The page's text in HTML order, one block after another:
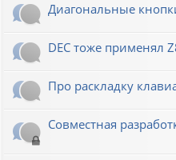
Диагональные
DEC тоже применял
Про раскладку
Совместная